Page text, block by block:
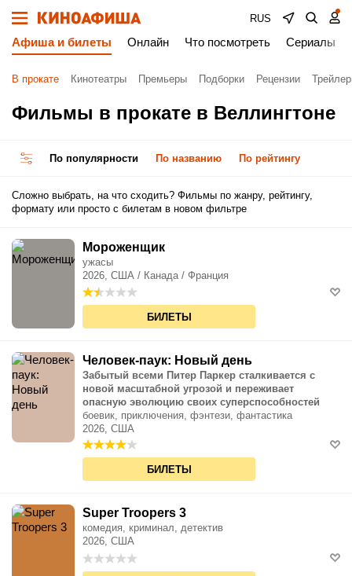
RUS
Афиша и билеты Онлайн Что посмотреть Сериалы
В прокате Кинотеатры Премьеры Подборки Рецензии
Фильмы в прокате в Веллингтоне
По популярности По названию По рейтингу
Сложно выбрать, на что сходить? Фильмы по жанру, рейтингу,
формату или просто с билетам в новом фильтре
Мороженщик
ужасы
2026, США / Канада / Франция
БИЛЕТЫ
Человек-паук: Новый день
Забытый всеми Питер Паркер сталкивается с
новой масштабной угрозой и переживает
опасную эволюцию своих суперспособностей
боевик, приключения, фэнтези, фантастика
2026, США
БИЛЕТЫ
Super Troopers 3
комедия, криминал, детектив
2026, США